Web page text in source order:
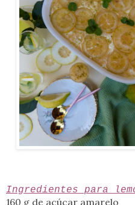
Ingredientes para
160 g de açúcar amarelo